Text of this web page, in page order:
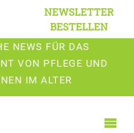
NEWSLETTER
BESTELLEN
NEWS FÜR DAS
VON PFLEGE UND
IM ALTER